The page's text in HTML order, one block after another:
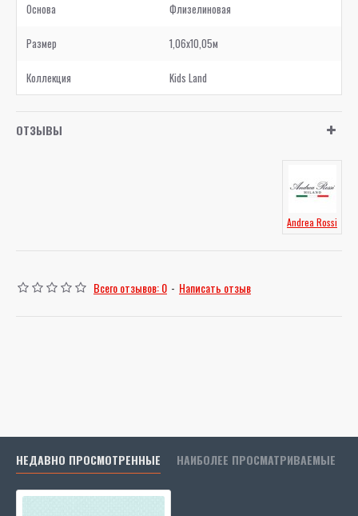
Основа Флизелиновая
Размер 1,06x10,05м
Коллекция Kids Land
ОТЗЫВЫ
Andrea Rossi
Всего отзывов: 0 - Написать отзыв
НЕДАВНО ПРОСМОТРЕННЫЕ НАИБОЛЕЕ ПРОСМАТРИВАЕМЫЕ